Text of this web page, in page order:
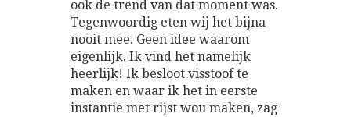
ook de trend van dat moment was.
Tegenwoordig eten wij het bijna
nooit mee. Geen idee waarom
eigenlijk. Ik vind het namelijk
heerlijk! Ik besloot visstoof te
maken en waar ik het in eerste
instantie met rijst wou maken, zag